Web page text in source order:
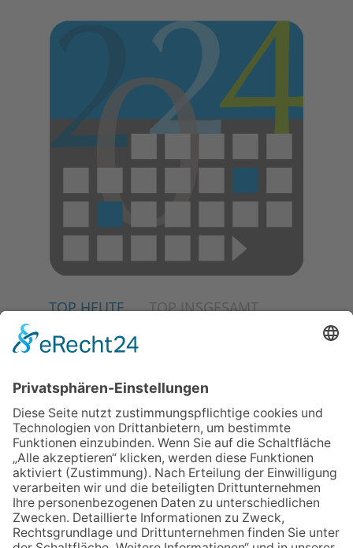
TOP HEUTE TOP INSGESAMT
04.06.2026
02.07.2026
Jetzt für Kulturförderpreis
bewerben
13.05.2026
GEWINNSPIEL
23.07.2026
Partnerschaftsverein
Kronberg-Aberystwyth feiert
30-Jähriges
06.08.2026
„die 80er live“ – Die große
Stadiontour kommt nach